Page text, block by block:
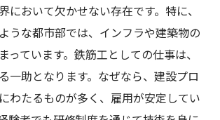
において欠かせない存在です。特に、
うな都市部では、インフラや建築物の
っています。鉄筋工としての仕事は、
一助となります。なぜなら、建設プロ
わたるものが多く、雇用が安定してい